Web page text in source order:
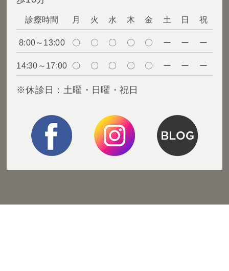
診療時間 月 火 水 木 金 土 日 祝
8:00～13:00 〇 〇 〇 〇 〇 ー ー ー
14:30～17:00 〇 〇 〇 〇 〇 ー ー ー
※休診日：土曜・日曜・祝日